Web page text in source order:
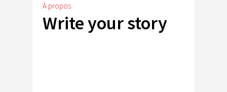
À propos
Write your story